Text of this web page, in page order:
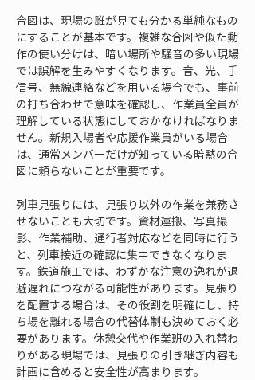
合図は、現場の誰が見ても分かる単純なもの
にすることが基本です。複雑な合図や似た動
作の使い分けは、暗い場所や騒音の多い現場
では誤解を生みやすくなります。音、光、手
信号、無線連絡などを用いる場合でも、事前
の打ち合わせで意味を確認し、作業員全員が
理解している状態にしておかなければなりま
せん。新規入場者や応援作業員がいる場合
は、通常メンバーだけが知っている暗黙の合
図に頼らないことが重要です。
列車見張りには、見張り以外の作業を兼務さ
せないことも大切です。資材運搬、写真撮
影、作業補助、通行者対応などを同時に行う
と、列車接近の確認に集中できなくなりま
す。鉄道施工では、わずかな注意の逸れが退
避遅れにつながる可能性があります。見張り
を配置する場合は、その役割を明確にし、持
ち場を離れる場合の代替体制も決めておく必
要があります。休憩交代や作業班の入れ替わ
りがある現場では、見張りの引き継ぎ内容も
計画に含めると安全性が高まります。